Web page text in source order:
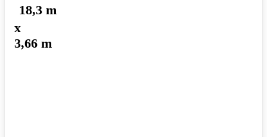
18,3 m
x
3,66 m